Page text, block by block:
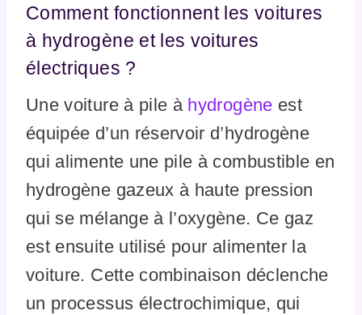
Comment fonctionnent les voitures
à hydrogène et les voitures
électriques ?
Une voiture à pile à hydrogène est
équipée d’un réservoir d’hydrogène
qui alimente une pile à combustible en
hydrogène gazeux à haute pression
qui se mélange à l’oxygène. Ce gaz
est ensuite utilisé pour alimenter la
voiture. Cette combinaison déclenche
un processus électrochimique, qui